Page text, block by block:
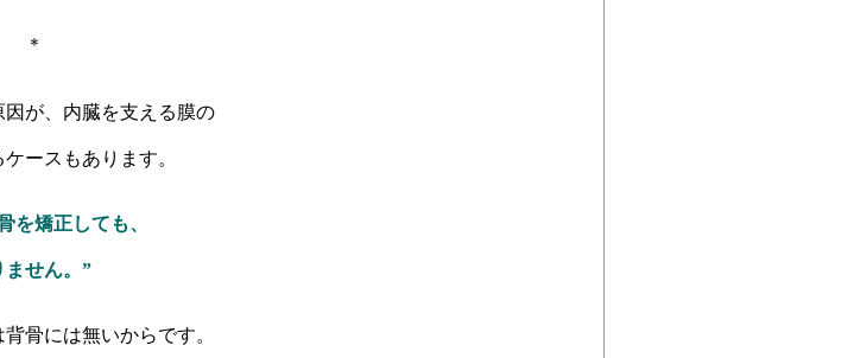
が、内臓を支える膜の
ケースもあります。
を矯正しても、
せん。”
には無いからです。